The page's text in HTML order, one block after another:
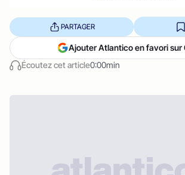
Écoutez cet article0:00min
PARTAGER
Ajouter Atlantico en favori sur